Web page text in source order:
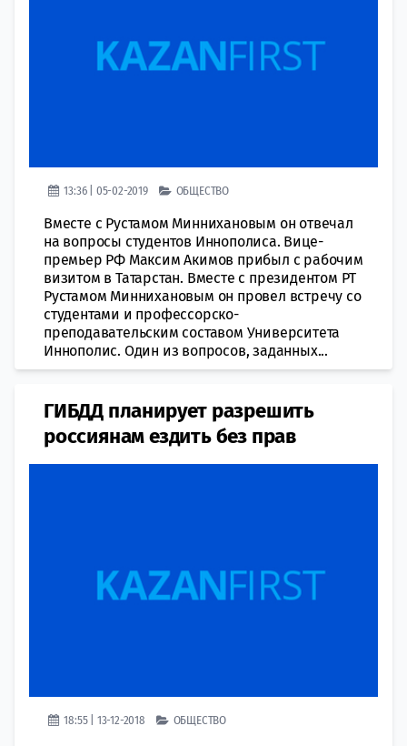
13:36 | 05-02-2019 ОБЩЕСТВО
Вместе с Рустамом Миннихановым он отвечал
на вопросы студентов Иннополиса. Вице-
премьер РФ Максим Акимов прибыл с рабочим
визитом в Татарстан. Вместе с президентом РТ
Рустамом Миннихановым он провел встречу со
студентами и профессорско-
преподавательским составом Университета
Иннополис. Один из вопросов, заданных...
ГИБДД планирует разрешить
россиянам ездить без прав
18:55 | 13-12-2018 ОБЩЕСТВО